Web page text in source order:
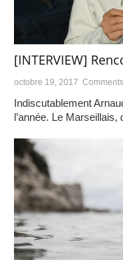
[INTERVIEW]
octobre 19, 2017
Indiscutablement
l’année. Le Marseillais,